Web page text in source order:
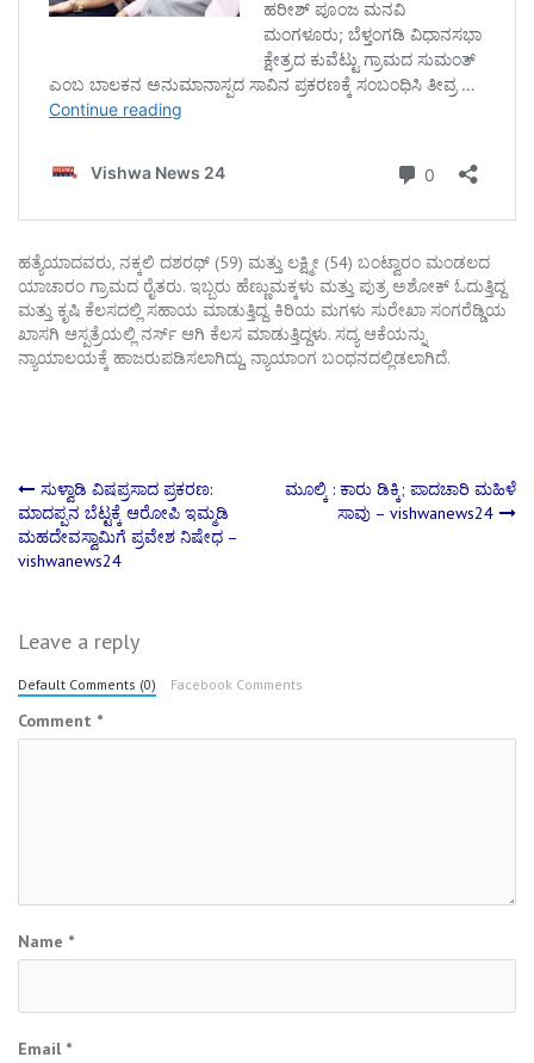
ಹತ್ಯೆಯಾದವರು, ನಕ್ಕಲಿ ದಶರಥ್ (59) ಮತ್ತು ಲಕ್ಷ್ಮೀ (54) ಬಂಟ್ವಾರಂ ಮಂಡಲದ
ಯಾಚಾರಂ ಗ್ರಾಮದ ರೈತರು. ಇಬ್ಬರು ಹೆಣ್ಣುಮಕ್ಕಳು ಮತ್ತು ಪುತ್ರ ಅಶೋಕ್ ಓದುತ್ತಿದ್ದ
ಮತ್ತು ಕೃಷಿ ಕೆಲಸದಲ್ಲಿ ಸಹಾಯ ಮಾಡುತ್ತಿದ್ದ. ಕಿರಿಯ ಮಗಳು ಸುರೇಖಾ ಸಂಗರೆಡ್ಡಿಯ
ಖಾಸಗಿ ಆಸ್ಪತ್ರೆಯಲ್ಲಿ ನರ್ಸ್ ಆಗಿ ಕೆಲಸ ಮಾಡುತ್ತಿದ್ದಳು. ಸದ್ಯ ಆಕೆಯನ್ನು
ನ್ಯಾಯಾಲಯಕ್ಕೆ ಹಾಜರುಪಡಿಸಲಾಗಿದ್ದು, ನ್ಯಾಯಾಂಗ ಬಂಧನದಲ್ಲಿಡಲಾಗಿದೆ.
Post
navigation
ಸುಳ್ವಾಡಿ ವಿಷಪ್ರಸಾದ ಪ್ರಕರಣ:
ಮಾದಪ್ಪನ ಬೆಟ್ಟಕ್ಕೆ ಆರೋಪಿ ಇಮ್ಮಡಿ
ಮಹದೇವಸ್ವಾಮಿಗೆ ಪ್ರವೇಶ ನಿಷೇಧ –
vishwanews24
ಮೂಲ್ಕಿ : ಕಾರು ಡಿಕ್ಕಿ; ಪಾದಚಾರಿ ಮಹಿಳೆ
ಸಾವು – vishwanews24
Leave a reply
Default Comments (0) Facebook Comments
Comment *
Name *
Email *